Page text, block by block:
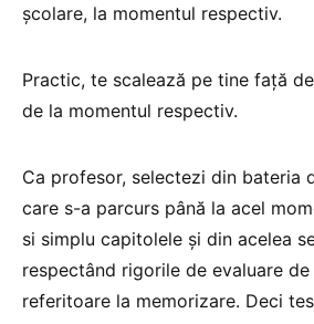
școlare, la momentul respectiv.
Practic, te scalează pe tine față
de la momentul respectiv.
Ca profesor, selectezi din bateria
care s-a parcurs până la acel
si simplu capitolele și din acelea
respectând rigorile de evaluare
referitoare la memorizare. Deci